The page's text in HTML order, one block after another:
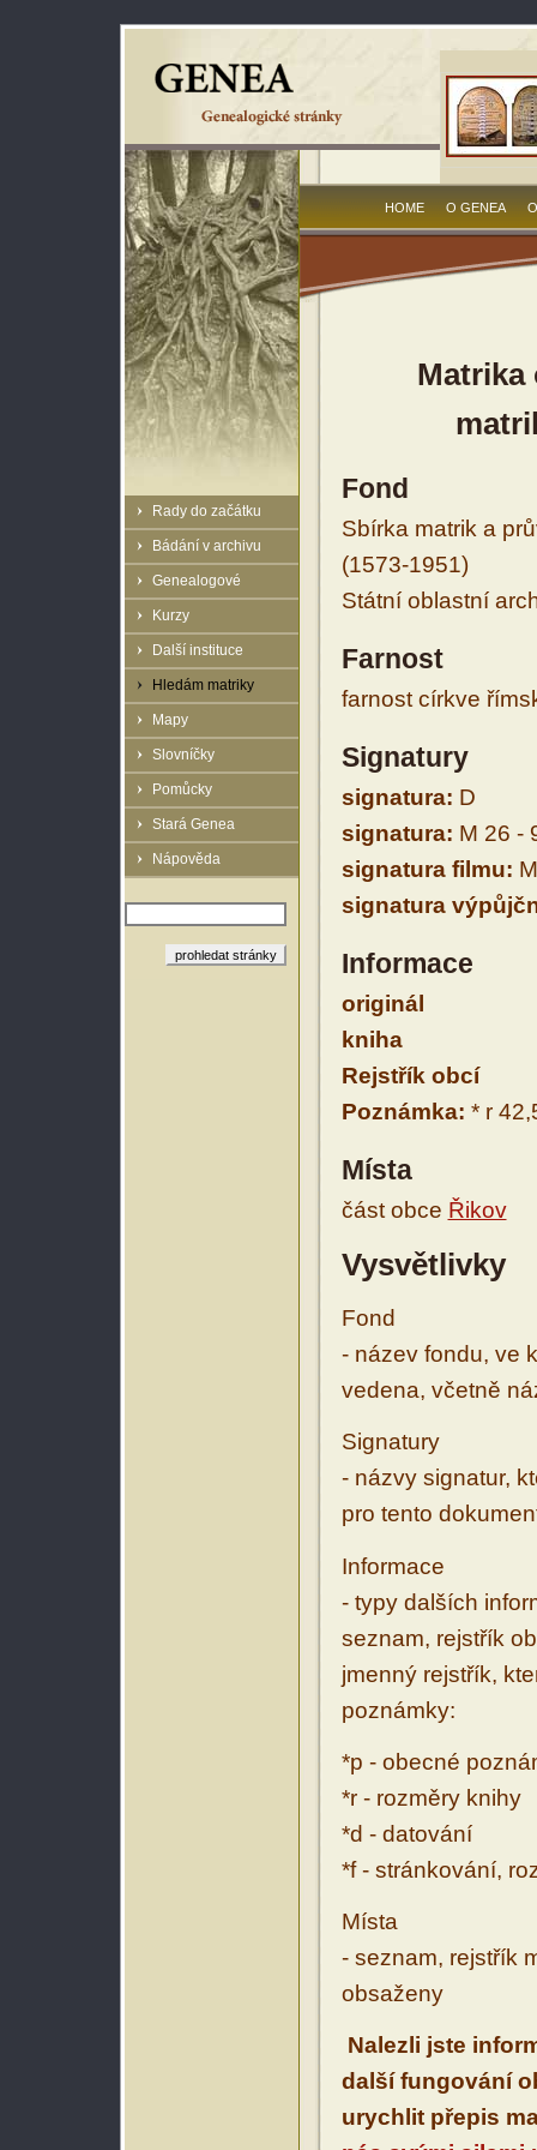
Rady do začátku
Bádání v archivu
Genealogové
Kurzy
Další instituce
Hledám matriky
Mapy
Slovníčky
Pomůcky
Stará Genea
Nápověda
HOME O GENEA
Matrika
Fond
Sbírka matrik a
(1573-1951)
Státní oblastní
Farnost
farnost církve
Signatury
signatura: D
signatura: M 26 -
signatura filmu:
signatura
Informace
originál
kniha
Rejstřík obcí
Poznámka: * r
Místa
část obce Řikov
Vysvětlivky
Fond
- název fondu, ve
vedena, včetně
Signatury
- názvy signatur,
pro tento
Informace
- typy dalších
seznam, rejstřík
jmenný rejstřík,
poznámky:
*p - obecné
*r - rozměry knihy
*d - datování
*f - stránkování,
Místa
- seznam, rejstřík
obsaženy
Nalezli jste
další fungování
urychlit přepis